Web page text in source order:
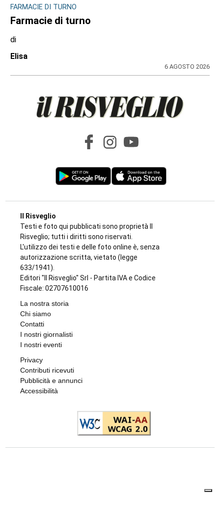
FARMACIE DI TURNO
Farmacie di turno
di
Elisa
6 AGOSTO 2026
Il Risveglio
Testi e foto qui pubblicati sono proprietà Il
Risveglio; tutti i diritti sono riservati.
L'utilizzo dei testi e delle foto online è, senza
autorizzazione scritta, vietato (legge
633/1941).
Editori "Il Risveglio" Srl - Partita IVA e Codice
Fiscale: 02707610016
La nostra storia
Chi siamo
Contatti
I nostri giornalisti
I nostri eventi
Privacy
Contributi ricevuti
Pubblicità e annunci
Accessibilità